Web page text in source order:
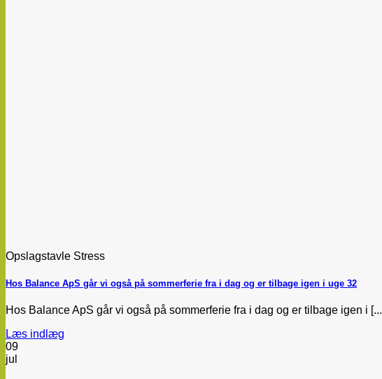
Opslagstavle Stress
Hos Balance ApS går vi også på sommerferie fra i dag og er tilbage igen i uge 32
Hos Balance ApS går vi også på sommerferie fra i dag og er tilbage igen i [...]
Læs indlæg
09
jul